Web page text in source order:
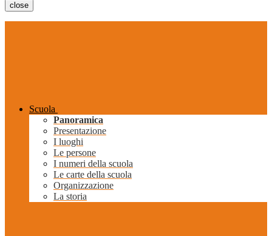
close
Scuola
Panoramica
Presentazione
I luoghi
Le persone
I numeri della scuola
Le carte della scuola
Organizzazione
La storia